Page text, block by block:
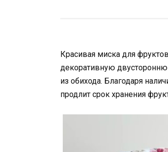
Красивая миска для
декоративную
из обихода. Благодаря
продлит срок хранения